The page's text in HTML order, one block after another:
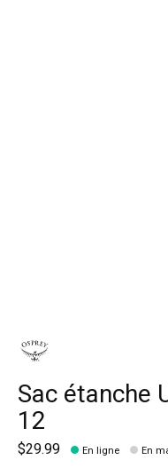
Sac étanche
12
$29.99 En ligne En